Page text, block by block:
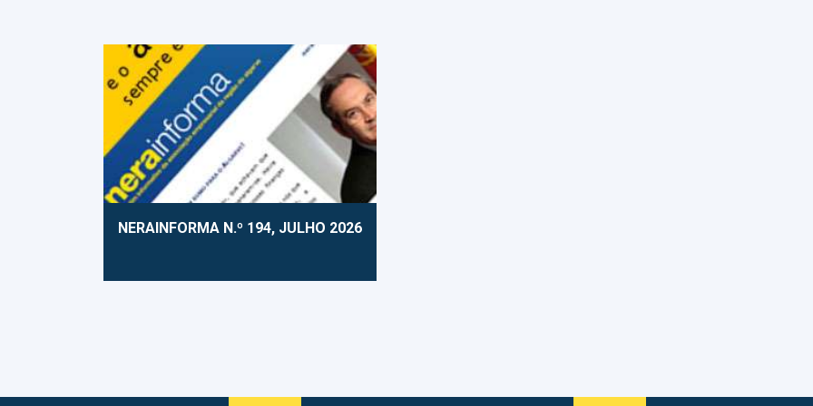
NERAINFORMA N.º 194, JULHO 2026